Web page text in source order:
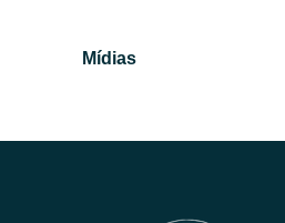
Mídias